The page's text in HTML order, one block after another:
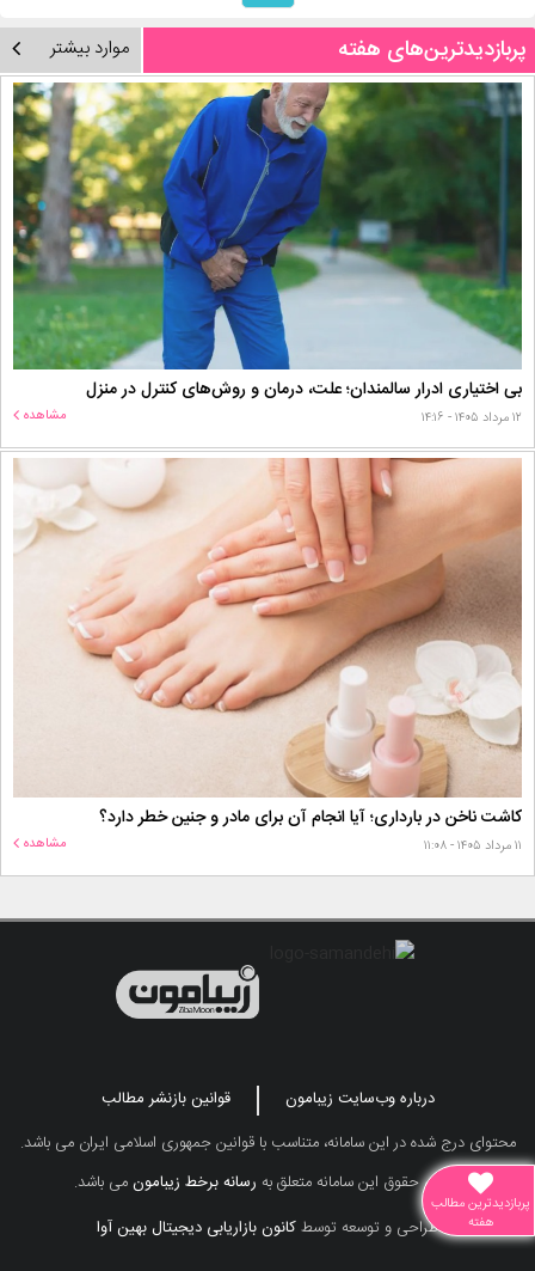
پربازدیدترین‌های هفته موارد بیشتر
بی اختیاری ادرار سالمندان؛ علت، درمان و روش‌های کنترل در منزل
۱۲ مرداد ۱۴۰۵ - ۱۴:۱۶ مشاهده
کاشت ناخن در بارداری؛ آیا انجام آن برای مادر و جنین خطر دارد؟
۱۱ مرداد ۱۴۰۵ - ۱۱:۰۸ مشاهده
درباره وب‌سایت زیبامون
قوانین بازنشر مطالب
محتوای درج شده در این سامانه، متناسب با قوانین جمهوری اسلامی ایران می باشد.
تمامی حقوق این سامانه متعلق به رسانه برخط زیبامونمی باشد.
طراحی و توسعه توسطکانون بازاریابی دیجیتال بهین آوا
پربازدیدترین مطالب
هفته